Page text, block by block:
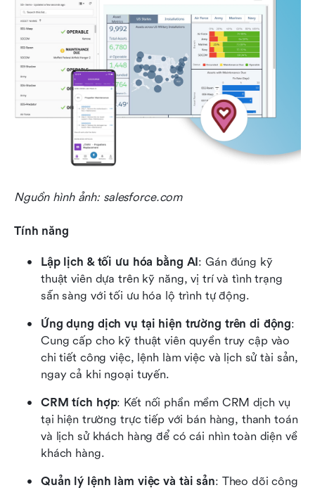
Nguồn hình ảnh: salesforce.com
Tính năng
Lập lịch & tối ưu hóa bằng AI: Gán đúng kỹ
thuật viên dựa trên kỹ năng, vị trí và tình trạng
sẵn sàng với tối ưu hóa lộ trình tự động.
Ứng dụng dịch vụ tại hiện trường trên di động:
Cung cấp cho kỹ thuật viên quyền truy cập vào
chi tiết công việc, lệnh làm việc và lịch sử tài sản,
ngay cả khi ngoại tuyến.
CRM tích hợp: Kết nối phần mềm CRM dịch vụ
tại hiện trường trực tiếp với bán hàng, thanh toán
và lịch sử khách hàng để có cái nhìn toàn diện về
khách hàng.
Quản lý lệnh làm việc và tài sản: Theo dõi công